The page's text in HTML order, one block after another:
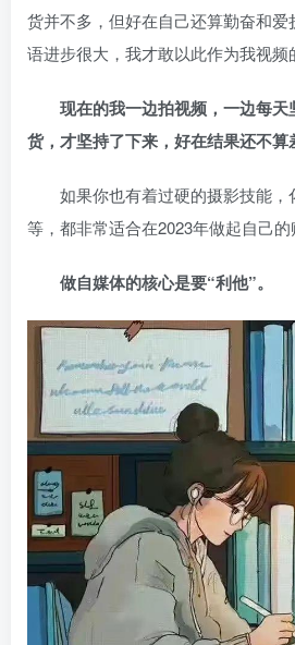
货并不多，但好在自己还算勤奋和爱
语进步很大，我才敢以此作为我视频
现在的我一边拍视频，一边每
货，才坚持了下来，好在结果还不算
如果你也有着过硬的摄影技能
等，都非常适合在2023年做起自己的
做自媒体的核心是要“利他”。